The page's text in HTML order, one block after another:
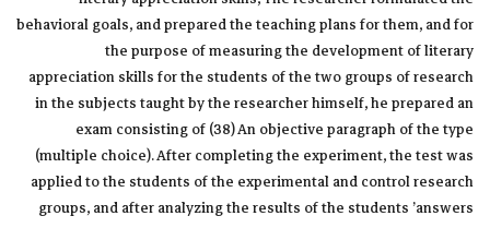
behavioral goals, and prepared the teaching plans for them, and for
the purpose of measuring the development of literary
appreciation skills for the students of the two groups of research
in the subjects taught by the researcher himself, he prepared an
exam consisting of (38) An objective paragraph of the type
(multiple choice). After completing the experiment, the test was
applied to the students of the experimental and control research
groups, and after analyzing the results of the students ’answers